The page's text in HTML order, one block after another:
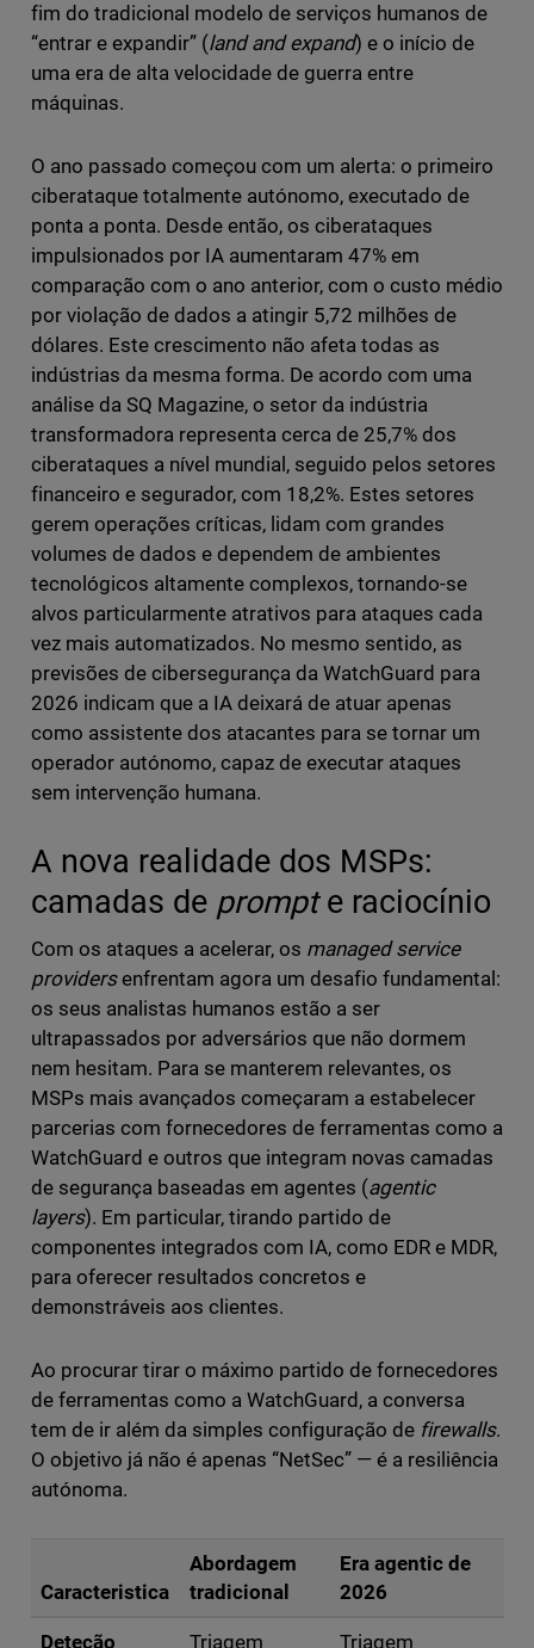
fim do tradicional modelo de serviços humanos de
“entrar e expandir” (land and expand) e o início de
uma era de alta velocidade de guerra entre
máquinas.
O ano passado começou com um alerta: o primeiro
ciberataque totalmente autónomo, executado de
ponta a ponta. Desde então, os ciberataques
impulsionados por IA aumentaram 47% em
comparação com o ano anterior, com o custo médio
por violação de dados a atingir 5,72 milhões de
dólares. Este crescimento não afeta todas as
indústrias da mesma forma. De acordo com uma
análise da SQ Magazine, o setor da indústria
transformadora representa cerca de 25,7% dos
ciberataques a nível mundial, seguido pelos setores
financeiro e segurador, com 18,2%. Estes setores
gerem operações críticas, lidam com grandes
volumes de dados e dependem de ambientes
tecnológicos altamente complexos, tornando-se
alvos particularmente atrativos para ataques cada
vez mais automatizados. No mesmo sentido, as
previsões de cibersegurança da WatchGuard para
2026 indicam que a IA deixará de atuar apenas
como assistente dos atacantes para se tornar um
operador autónomo, capaz de executar ataques
sem intervenção humana.
A nova realidade dos MSPs:
camadas de prompte raciocínio
Com os ataques a acelerar, os managed service
providersenfrentam agora um desafio fundamental:
os seus analistas humanos estão a ser
ultrapassados por adversários que não dormem
nem hesitam. Para se manterem relevantes, os
MSPs mais avançados começaram a estabelecer
parcerias com fornecedores de ferramentas como a
WatchGuard e outros que integram novas camadas
de segurança baseadas em agentes (agentic
layers). Em particular, tirando partido de
componentes integrados com IA, como EDR e MDR,
para oferecer resultados concretos e
demonstráveis aos clientes.
Ao procurar tirar o máximo partido de fornecedores
de ferramentas como a WatchGuard, a conversa
tem de ir além da simples configuração de firewalls.
O objetivo já não é apenas “NetSec” — é a resiliência
autónoma.
Caracteristica
Abordagem
tradicional
Era agentic de
2026
Deteção Triagem Triagem